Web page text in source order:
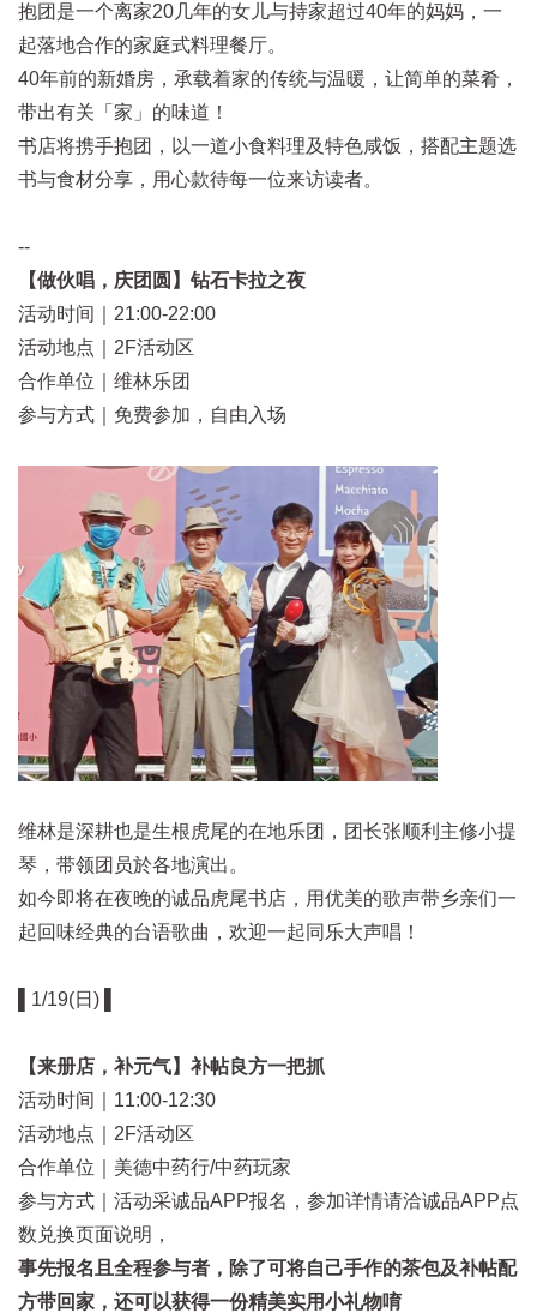
抱团是一个离家20几年的女儿与持家超过40年的妈妈，一
起落地合作的家庭式料理餐厅。
40年前的新婚房，承载着家的传统与温暖，让简单的菜肴，
带出有关「家」的味道！
书店将携手抱团，以一道小食料理及特色咸饭，搭配主题选
书与食材分享，用心款待每一位来访读者。
--
【做伙唱，庆团圆】钻石卡拉之夜
活动时间｜21:00-22:00
活动地点｜2F活动区
合作单位｜维林乐团
参与方式｜免费参加，自由入场
维林是深耕也是生根虎尾的在地乐团，团长张顺利主修小提
琴，带领团员於各地演出。
如今即将在夜晚的诚品虎尾书店，用优美的歌声带乡亲们一
起回味经典的台语歌曲，欢迎一起同乐大声唱！
▌1/19(日) ▌
【来册店，补元气】补帖良方一把抓
活动时间｜11:00-12:30
活动地点｜2F活动区
合作单位｜美德中药行/中药玩家
参与方式｜活动采诚品APP报名，参加详情请洽诚品APP点
数兑换页面说明，
事先报名且全程参与者，除了可将自己手作的茶包及补帖配
方带回家，还可以获得一份精美实用小礼物唷